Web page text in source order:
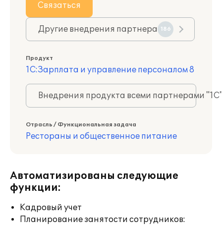
Связаться
Другие внедрения партнера 186
Продукт
1С:Зарплата и управление персоналом 8
Внедрения продукта всеми партнерами
Отрасль / Функциональная задача
Рестораны и общественное питание
Автоматизированы следующие
функции:
Кадровый учет
Планирование занятости сотрудников: